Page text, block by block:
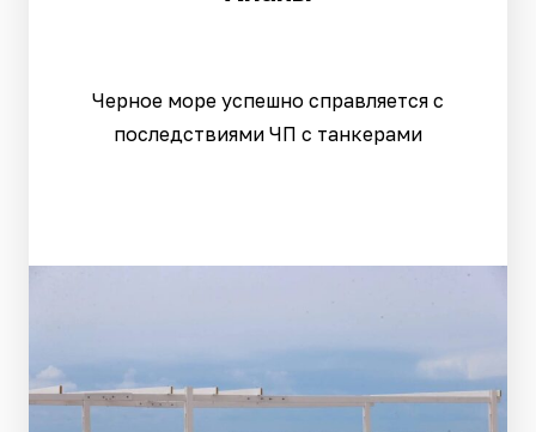
Черное море успешно справляется с
последствиями ЧП с танкерами